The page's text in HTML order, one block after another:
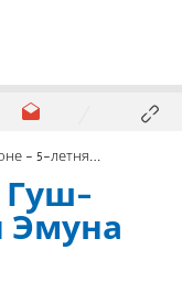
Эмуна Кугель
Гуш-
Эмуна